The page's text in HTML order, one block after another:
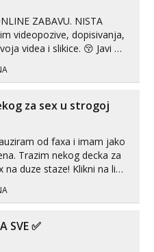
ZABAVU. NISTA
videa i slikice. 😚 Javi mi
+385 91 723 0045
za sex u strogoj
od faxa i imam jako
Trazim nekog decka za
staze! Klikni na link
SVE ✅